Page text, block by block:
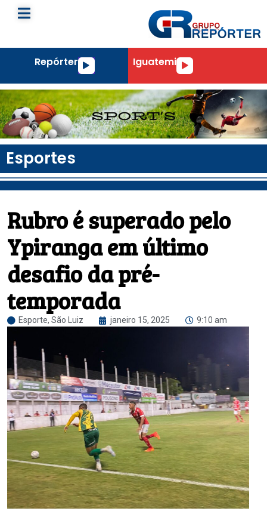
RepórterTocador
áudio
IguatemiTocador
áudio
Esportes
Rubro é superado pelo
Ypiranga em último
desafio da pré-
temporada
Esporte, São Luiz janeiro 15, 2025 9:10 am